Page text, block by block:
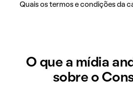
Quais os termos e condições da
O que a mídia
sobre o